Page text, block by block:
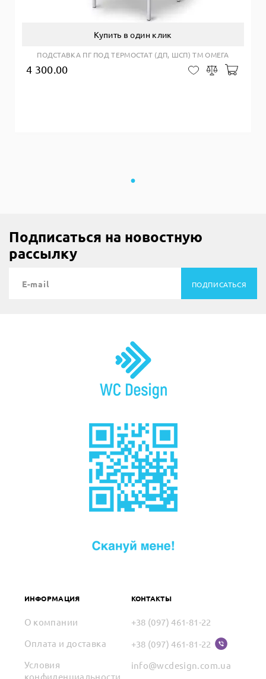
Купить в один клик
ПОДСТАВКА ПГ ПОД ТЕРМОСТАТ (ДП, ШСП) ТМ ОМЕГА
4 300.00 В закладки
Сравнить
Подписаться на новостную
рассылку
ПОДПИСАТЬСЯ
ИНФОРМАЦИЯ
О компании
Оплата и доставка
Условия
конфиденциальности
КОНТАКТЫ
+38 (097) 461-81-22
+38 (097) 461-81-22
info@wcdesign.com.ua